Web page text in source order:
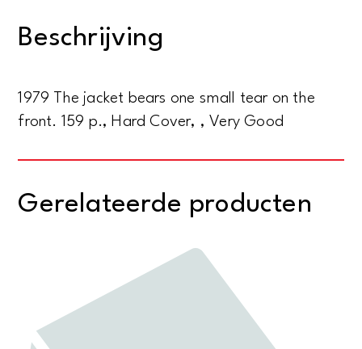
Beschrijving
1979 The jacket bears one small tear on the
front. 159 p., Hard Cover, , Very Good
Gerelateerde producten